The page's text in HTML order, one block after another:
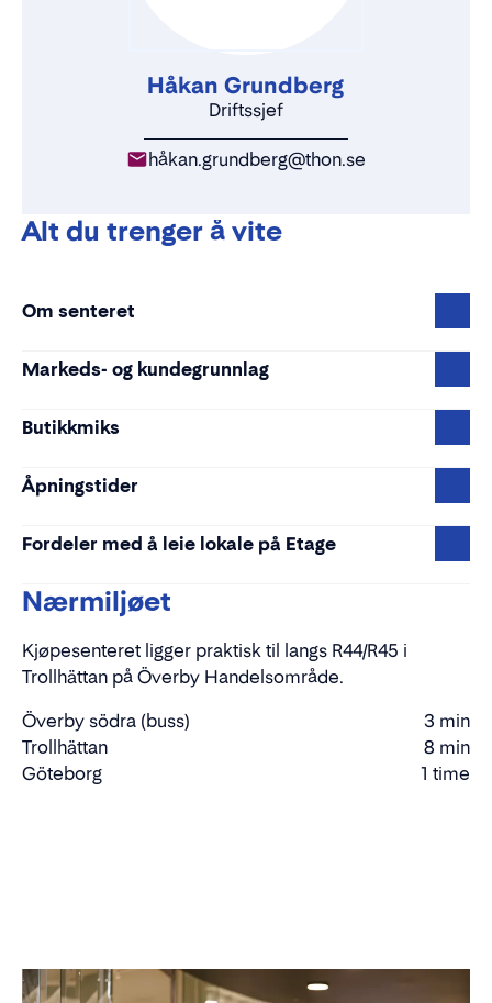
Håkan Grundberg
Driftssjef
håkan.grundberg@thon.se
Alt du trenger å vite
Om senteret
Markeds- og kundegrunnlag
Butikkmiks
Åpningstider
Fordeler med å leie lokale på Etage
Nærmiljøet
Kjøpesenteret ligger praktisk til langs R44/R45 i
Trollhättan på Överby Handelsområde.
Överby södra (buss)
3 min
Gåtid
Trollhättan 8 min
Kjøretid
Göteborg 1 time
Kjøretid